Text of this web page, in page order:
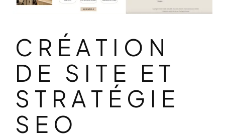
CRÉATION
C R É A T I O N
D E S I T E E T
S T R A T É G I E
S E O